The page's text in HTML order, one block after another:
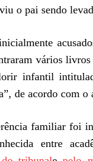
o pai sendo
vários
infantil
de acordo com
familiar foi
entre